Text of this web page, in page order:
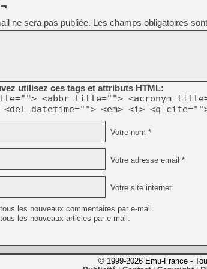
ne sera pas publiée. Les champs obligatoires
utilisez ces tags et attributs HTML:
<abbr title=""> <acronym
<del datetime=""> <em> <i> <q
Votre nom *
Votre adresse email *
Votre site internet
les nouveaux commentaires par e-mail.
les nouveaux articles par e-mail.
© 1999-2026 Emu-France -